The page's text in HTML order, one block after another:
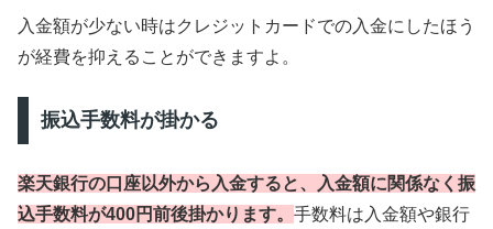
入金額が少ない時はクレジットカードでの入金にしたほう
が経費を抑えることができますよ。
振込手数料が掛かる
楽天銀行の口座以外から入金すると、入金額に関係なく振
込手数料が400円前後掛かります。 手数料は入金額や銀行